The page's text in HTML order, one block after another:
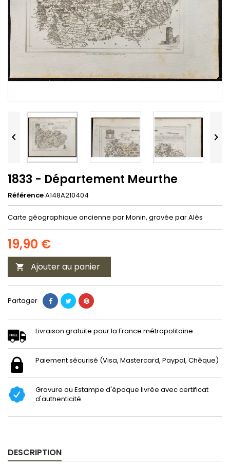
 
1833 - Département Meurthe
RéférenceA148A210404
Carte géographique ancienne par Monin, gravée par Alès
19,90 €
 Ajouter au panier
Partager
Livraison gratuite pour la France métropolitaine
Paiement sécurisé (Visa, Mastercard, Paypal, Chèque)
Gravure ou Estampe d'époque livrée avec certificat
d'authenticité.
DESCRIPTION